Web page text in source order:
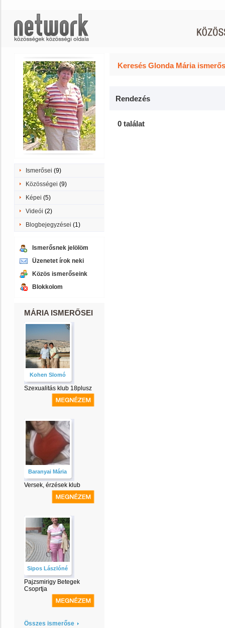
Ismerősei (9)
Közösségei (9)
Képei (5)
Videói (2)
Blogbejegyzései (1)
Ismerősnek jelölöm
Üzenetet írok neki
Közös ismerőseink
Blokkolom
MÁRIA ISMERŐSEI
Kohen Slomó
Szexualitás klub 18plusz
Baranyai Mária
Versek, érzések klub
Sipos Lászlóné
Pajzsmirigy Betegek
Csoprtja
Összes ismerőse
Keresés Glonda Mária
Rendezés
0 találat